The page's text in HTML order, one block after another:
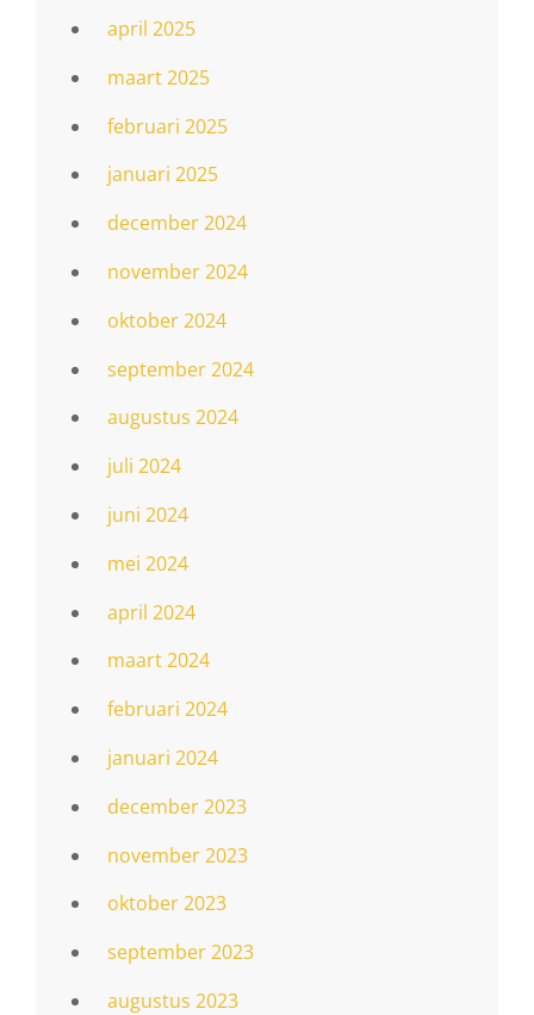
april 2025
maart 2025
februari 2025
januari 2025
december 2024
november 2024
oktober 2024
september 2024
augustus 2024
juli 2024
juni 2024
mei 2024
april 2024
maart 2024
februari 2024
januari 2024
december 2023
november 2023
oktober 2023
september 2023
augustus 2023